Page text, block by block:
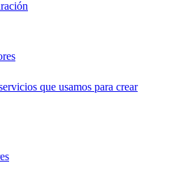
que usamos para crear